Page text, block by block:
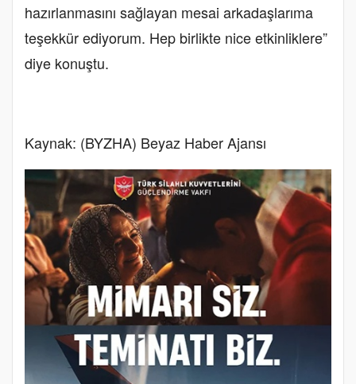
hazırlanmasını sağlayan mesai arkadaşlarıma
teşekkür ediyorum. Hep birlikte nice etkinliklere”
diye konuştu.
Kaynak: (BYZHA) Beyaz Haber Ajansı